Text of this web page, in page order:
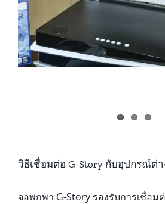
วิธีเชื่อมต่อ G-Story กับอุปกรณ์ต่า
จอพกพา G-Story รองรับการเชื่อ